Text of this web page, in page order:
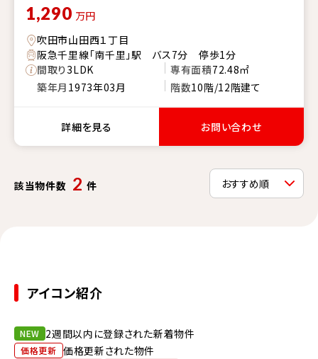
1,290 万円
吹田市山田西１丁目
阪急千里線「南千里」駅 バス7分 停歩1分
間取り3LDK 専有面積72.48㎡
築年月 1973年03月 階数10階/12階建て
詳細を見る お問い合わせ
該当物件数 2 件
アイコン紹介
NEW 2週間以内に登録された新着物件
価格更新 価格更新された物件